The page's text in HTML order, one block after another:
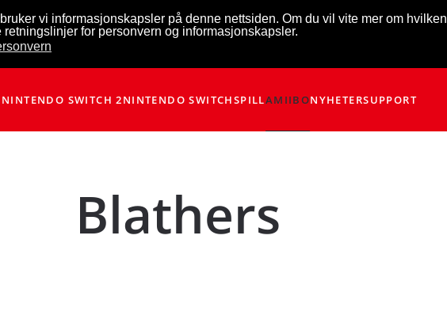
vi informasjonskapsler på denne nettsiden. Om du vil vite mer om hvilken
for personvern og informasjonskapsler.
NINTENDO SWITCH 2NINTENDO SWITCHSPILLAMIIBONYHETERSUPPORT
Blathers